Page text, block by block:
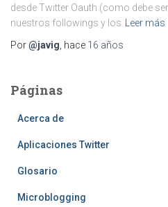
desde Twitter Oauth (como debe
nuestros followings y los
Leer más
Por@javig , hace 16 años
Páginas
Acerca de
Aplicaciones Twitter
Glosario
Microblogging